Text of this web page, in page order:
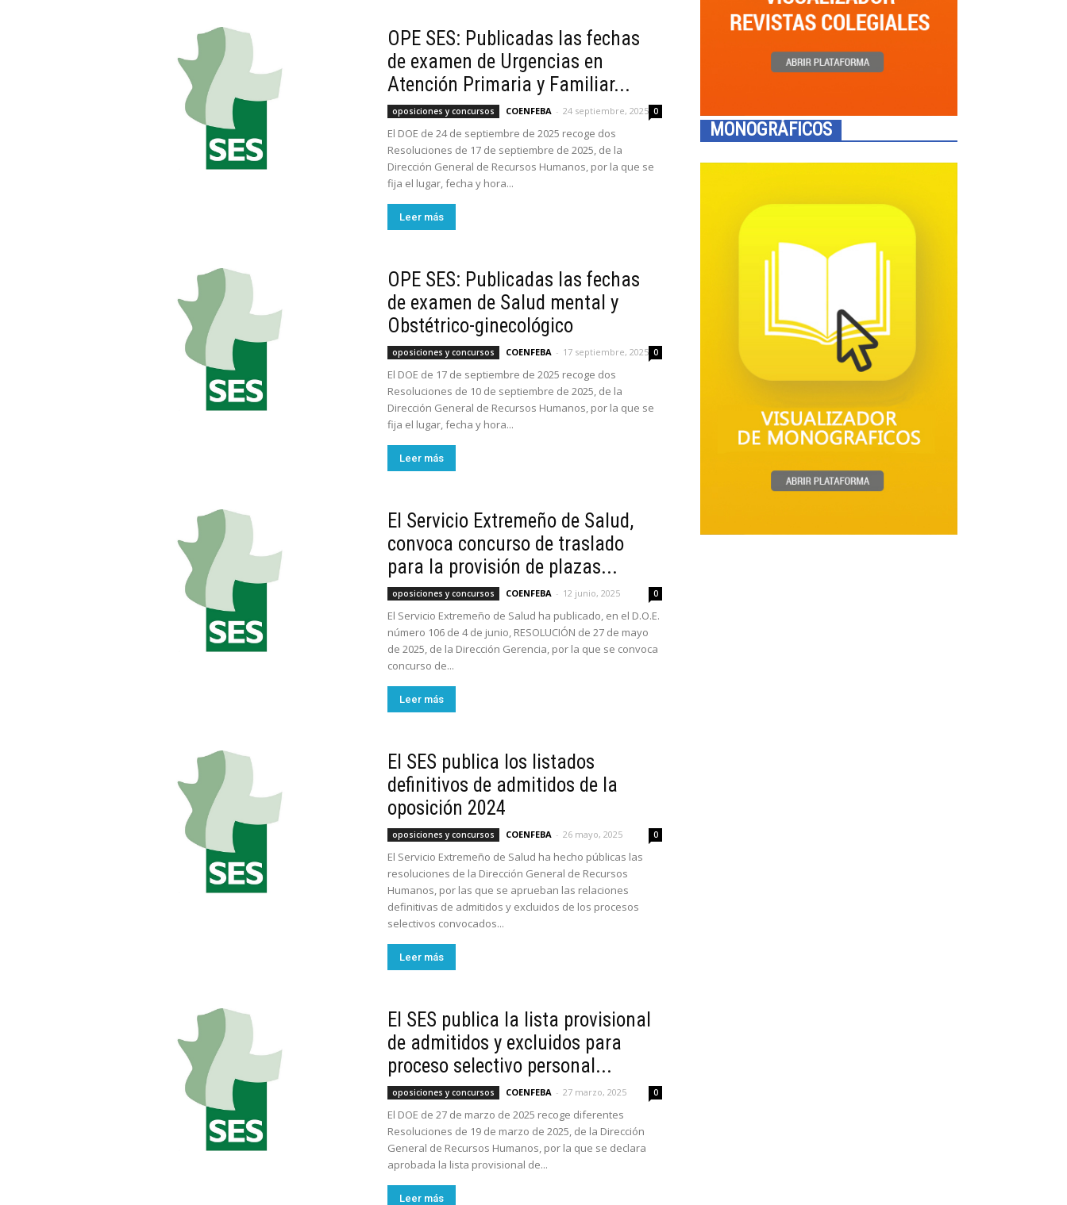
OPE SES: Publicadas las fechas
de examen de Urgencias en
Atención Primaria y Familiar...
oposiciones y concursos COENFEBA - 24 septiembre, 2025 0
El DOE de 24 de septiembre de 2025 recoge dos
Resoluciones de 17 de septiembre de 2025, de la
Dirección General de Recursos Humanos, por la que se
fija el lugar, fecha y hora...
Leer más
OPE SES: Publicadas las fechas
de examen de Salud mental y
Obstétrico-ginecológico
oposiciones y concursos COENFEBA - 17 septiembre, 2025 0
El DOE de 17 de septiembre de 2025 recoge dos
Resoluciones de 10 de septiembre de 2025, de la
Dirección General de Recursos Humanos, por la que se
fija el lugar, fecha y hora...
Leer más
El Servicio Extremeño de Salud,
convoca concurso de traslado
para la provisión de plazas...
oposiciones y concursos COENFEBA - 12 junio, 2025 0
El Servicio Extremeño de Salud ha publicado, en el D.O.E.
número 106 de 4 de junio, RESOLUCIÓN de 27 de mayo
de 2025, de la Dirección Gerencia, por la que se convoca
concurso de...
Leer más
El SES publica los listados
definitivos de admitidos de la
oposición 2024
oposiciones y concursos COENFEBA - 26 mayo, 2025 0
El Servicio Extremeño de Salud ha hecho públicas las
resoluciones de la Dirección General de Recursos
Humanos, por las que se aprueban las relaciones
definitivas de admitidos y excluidos de los procesos
selectivos convocados...
Leer más
El SES publica la lista provisional
de admitidos y excluidos para
proceso selectivo personal...
oposiciones y concursos COENFEBA - 27 marzo, 2025 0
El DOE de 27 de marzo de 2025 recoge diferentes
Resoluciones de 19 de marzo de 2025, de la Dirección
General de Recursos Humanos, por la que se declara
aprobada la lista provisional de...
Leer más
MONOGRÁFICOS